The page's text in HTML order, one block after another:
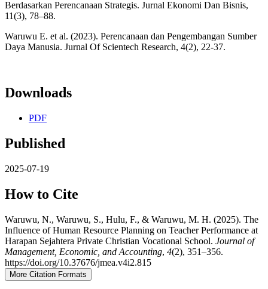
Berdasarkan Perencanaan Strategis. Jurnal Ekonomi Dan Bisnis,
11(3), 78–88.
Waruwu E. et al. (2023). Perencanaan dan Pengembangan Sumber
Daya Manusia. Jurnal Of Scientech Research, 4(2), 22-37.
Downloads
PDF
Published
2025-07-19
How to Cite
Waruwu, N., Waruwu, S., Hulu, F., & Waruwu, M. H. (2025). The
Influence of Human Resource Planning on Teacher Performance at
Harapan Sejahtera Private Christian Vocational School. Journal of
Management, Economic, and Accounting, 4(2), 351–356.
https://doi.org/10.37676/jmea.v4i2.815
More Citation Formats